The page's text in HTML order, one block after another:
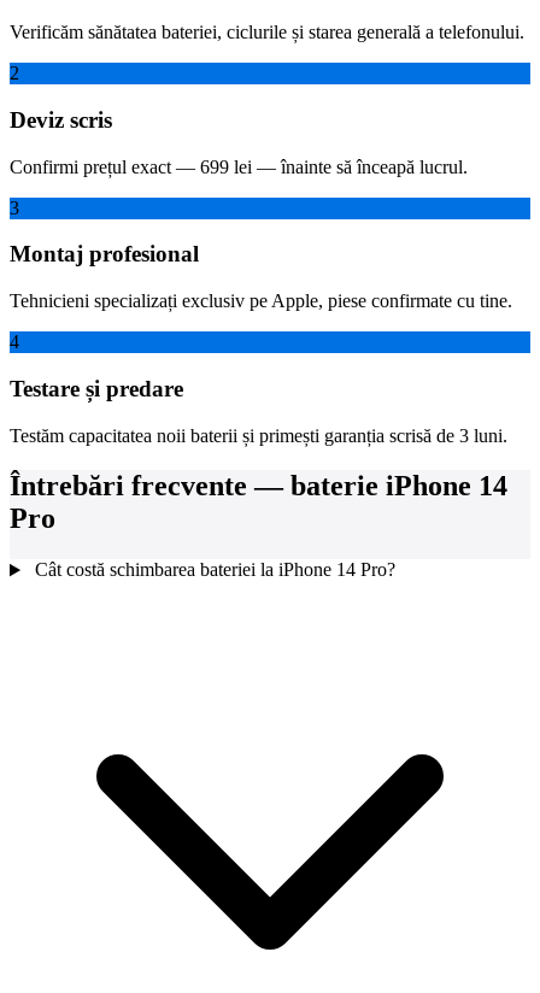
Verificăm sănătatea bateriei, ciclurile și starea generală a telefonului.
2
Deviz scris
Confirmi prețul exact — 699 lei — înainte să înceapă lucrul.
3
Montaj profesional
Tehnicieni specializați exclusiv pe Apple, piese confirmate cu tine.
4
Testare și predare
Testăm capacitatea noii baterii și primești garanția scrisă de 3 luni.
Întrebări frecvente — baterie iPhone 14
Pro
Cât costă schimbarea bateriei la iPhone 14 Pro?